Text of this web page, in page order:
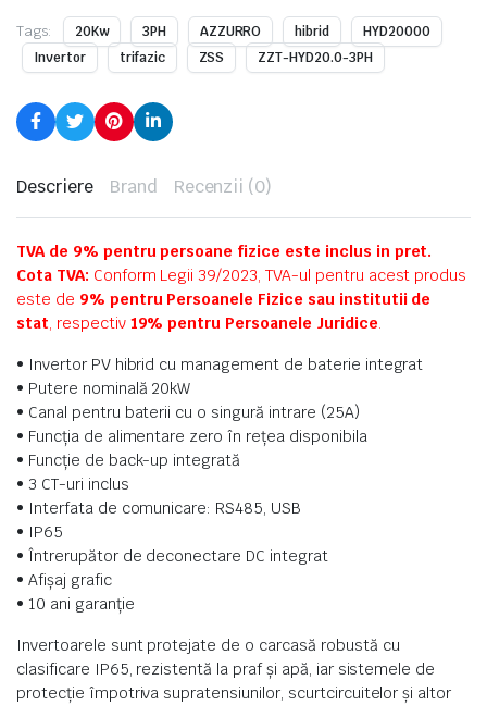
Tags: 20Kw 3PH AZZURRO hibrid
HYD20000
Invertor
trifazic ZSS ZZT-HYD20.0-3PH
Descriere Brand Recenzii (0)
TVA de 9% pentru persoane fizice este inclus in pret.
Cota TVA: Conform Legii 39/2023, TVA-ul pentru acest produs
este de 9% pentru Persoanele Fizice sau institutii de
stat, respectiv 19% pentru Persoanele Juridice.
• Invertor PV hibrid cu management de baterie integrat
• Putere nominală 20kW
• Canal pentru baterii cu o singură intrare (25A)
• Funcția de alimentare zero în rețea disponibila
• Funcție de back-up integrată
• 3 CT-uri inclus
• Interfata de comunicare: RS485, USB
• IP65
• Întrerupător de deconectare DC integrat
• Afișaj grafic
• 10 ani garanție
Invertoarele sunt protejate de o carcasă robustă cu
clasificare IP65, rezistentă la praf și apă, iar sistemele de
protecție împotriva supratensiunilor, scurtcircuitelor și altor